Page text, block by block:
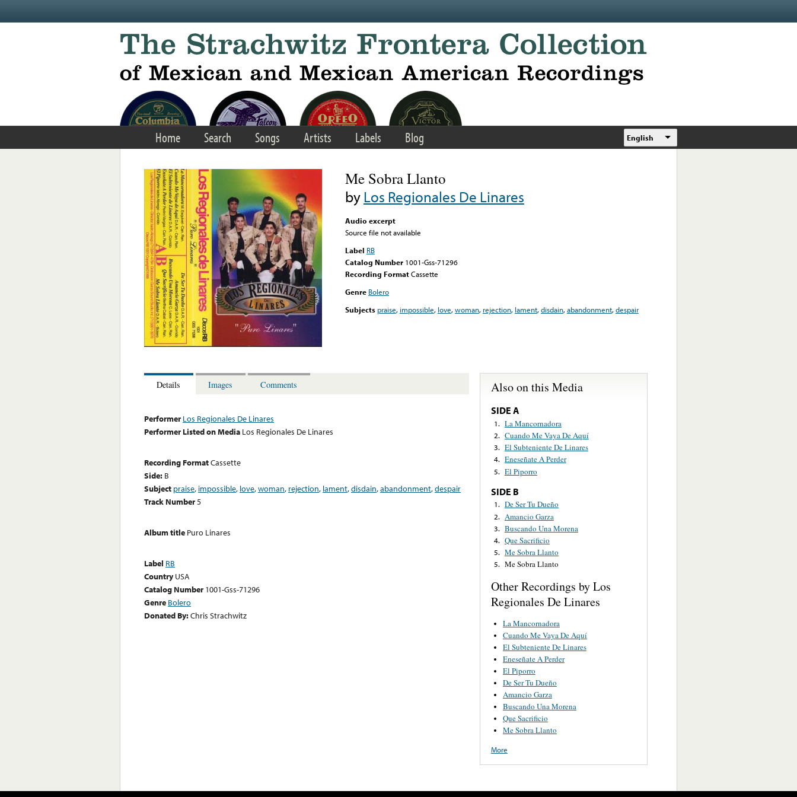
Home Search Songs Artists Labels Blog English
Me Sobra Llanto
byLos Regionales De Linares
Audio excerpt
Source file not available
Label RB
Catalog Number 1001-Gss-71296
Recording FormatCassette
Genre Bolero
Subjects praise, impossible, love,woman, rejection, lament,disdain,abandonment,despair
Details Images Comments
Performer Los Regionales De Linares
Performer Listed on Media Los Regionales De Linares
Recording FormatCassette
Side: B
Subject praise, impossible, love,woman, rejection, lament,disdain,abandonment,despair
Track Number5
Album title Puro Linares
Label RB
Country USA
Catalog Number 1001-Gss-71296
Genre Bolero
Donated By:Chris Strachwitz
Also on this Media
SIDE A
1. La Mancornadora
2. Cuando Me Vaya De Aquí
3. El Subteniente De Linares
4. Eneseñate A Perder
5. El Piporro
SIDE B
1. De Ser Tu Dueño
2. Amancio Garza
3. Buscando Una Morena
4. Que Sacrificio
5. Me Sobra Llanto
5. Me Sobra Llanto
Other Recordings by Los
Regionales De Linares
La Mancornadora
Cuando Me Vaya De Aquí
El Subteniente De Linares
Eneseñate A Perder
El Piporro
De Ser Tu Dueño
Amancio Garza
Buscando Una Morena
Que Sacrificio
Me Sobra Llanto
More